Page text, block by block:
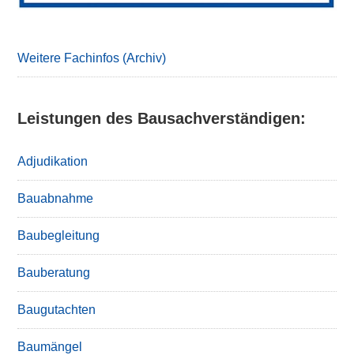
Weitere Fachinfos (Archiv)
Leistungen des Bausachverständigen:
Adjudikation
Bauabnahme
Baubegleitung
Bauberatung
Baugutachten
Baumängel